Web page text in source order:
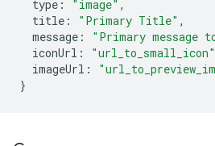
type : "image" ,
title : "Primary Title" ,
message : "Primary message
iconUrl : "url_to_small_icon"
imageUrl :
}